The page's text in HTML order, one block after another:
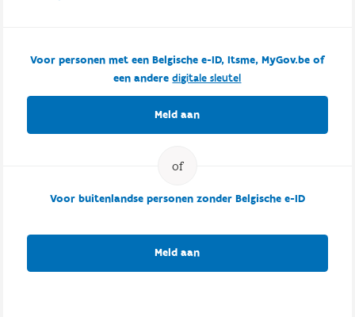
Voor personen met een Belgische e-ID, Itsme, MyGov.be of
een anderedigitale sleutel
Meld aan
Voor buitenlandse personen zonder Belgische e-ID
Meld aan